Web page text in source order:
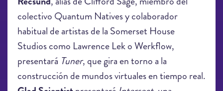
(Official Music Video)
colectivo Quantum Natives y colaborador
habitual de artistas de la Somerset House
Studios como Lawrence Lek o Werkflow,
presentará Tuner, que gira en torno a la
construcción de mundos virtuales en tiempo real.